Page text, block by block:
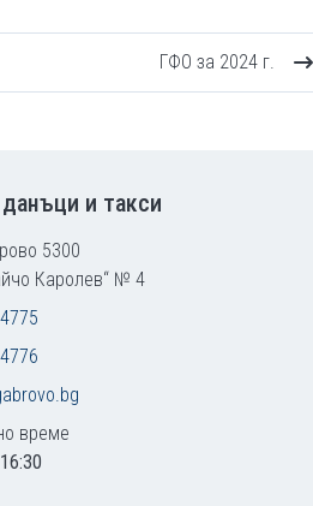
ГФО за 2024 г.
и такси
5300
Каролев“ № 4
време